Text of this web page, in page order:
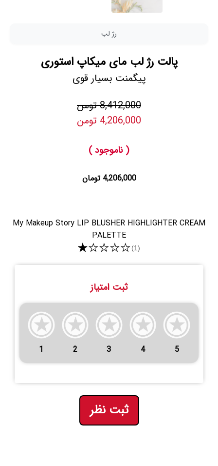
رژ لب
پالت رژ لب مای میکاپ استوری
پیگمنت بسیار قوی
8,412,000 تومن
4,206,000 تومن
( ناموجود )
4,206,000 تومان
My Makeup Story LIP BLUSHER HIGHLIGHTER CREAM
PALETTE
★★★★★(1)
ثبت امتیاز
1 2 3 4 5
ثبت نظر